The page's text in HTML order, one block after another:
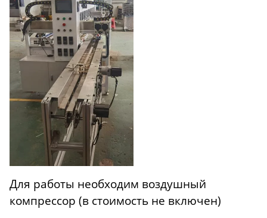
Для работы необходим воздушный
компрессор (в стоимость не включен)